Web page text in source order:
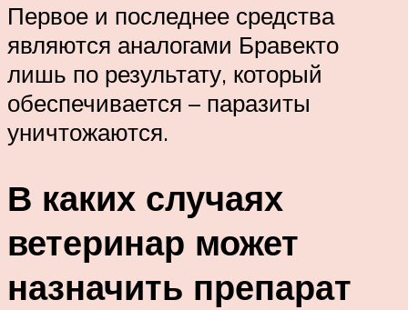
Первое и последнее средства
являются аналогами Бравекто
лишь по результату, который
обеспечивается – паразиты
уничтожаются.
В каких случаях
ветеринар может
назначить препарат